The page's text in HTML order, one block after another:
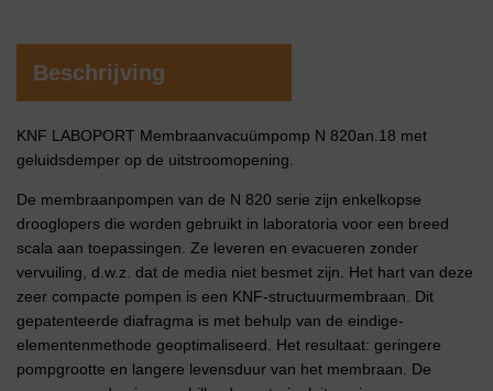
Beschrijving
KNF LABOPORT Membraanvacuümpomp N 820an.18 met
geluidsdemper op de uitstroomopening.
De membraanpompen van de N 820 serie zijn enkelkopse
drooglopers die worden gebruikt in laboratoria voor een breed
scala aan toepassingen. Ze leveren en evacueren zonder
vervuiling, d.w.z. dat de media niet besmet zijn. Het hart van deze
zeer compacte pompen is een KNF-structuurmembraan. Dit
gepatenteerde diafragma is met behulp van de eindige-
elementenmethode geoptimaliseerd. Het resultaat: geringere
pompgrootte en langere levensduur van het membraan. De